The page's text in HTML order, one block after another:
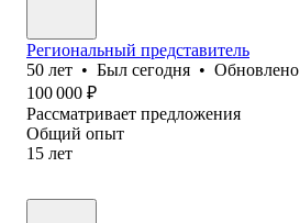
Региональный представитель
50 лет • Был сегодня • Обновлено
100 000 ₽
Рассматривает предложения
Общий опыт
15 лет